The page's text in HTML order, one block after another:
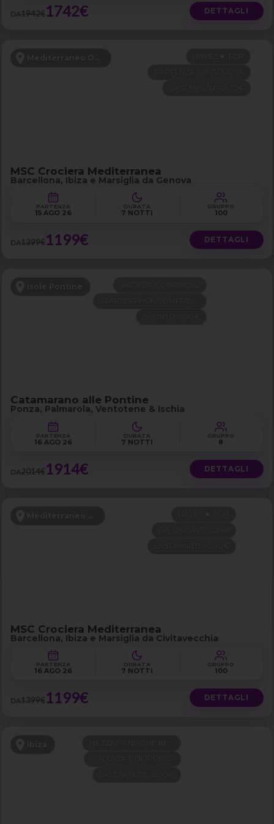
DA1942€1742€ DETTAGLI
Mediterraneo Occidentale
MSC Crociera Mediterranea
Barcellona, Ibiza e Marsiglia da Genova
PARTENZA
15 AGO 26
DURATA
7 NOTTI
GRUPPO
100
DA1399€1199€ DETTAGLI
Isole Pontine
Catamarano alle Pontine
Ponza, Palmarola, Ventotene & Ischia
PARTENZA
16 AGO 26
DURATA
7 NOTTI
GRUPPO
8
DA2014€1914€ DETTAGLI
Mediterraneo Occidentale
MSC Crociera Mediterranea
Barcellona, Ibiza e Marsiglia da Civitavecchia
PARTENZA
16 AGO 26
DURATA
7 NOTTI
GRUPPO
100
DA1399€1199€ DETTAGLI
Ibiza